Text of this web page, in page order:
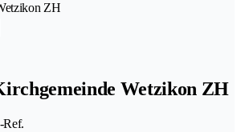
ZH
Wetzikon ZH
Ref.